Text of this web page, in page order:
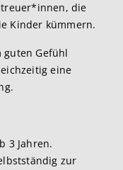
die
Kinder kümmern.
guten Gefühl
eine
3 Jahren.
zur